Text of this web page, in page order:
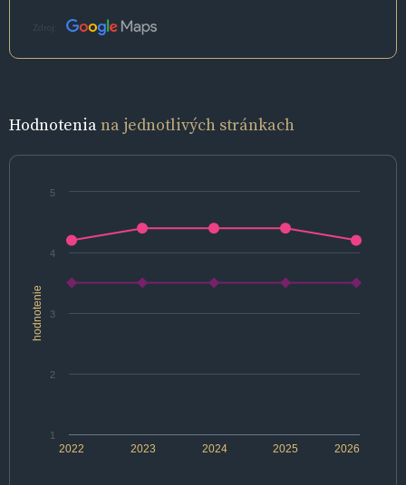
Zdroj:
Hodnoteniana jednotlivých stránkach
hodnotenie
2022 2024 2026
2023 2025
1
2
3
4
5